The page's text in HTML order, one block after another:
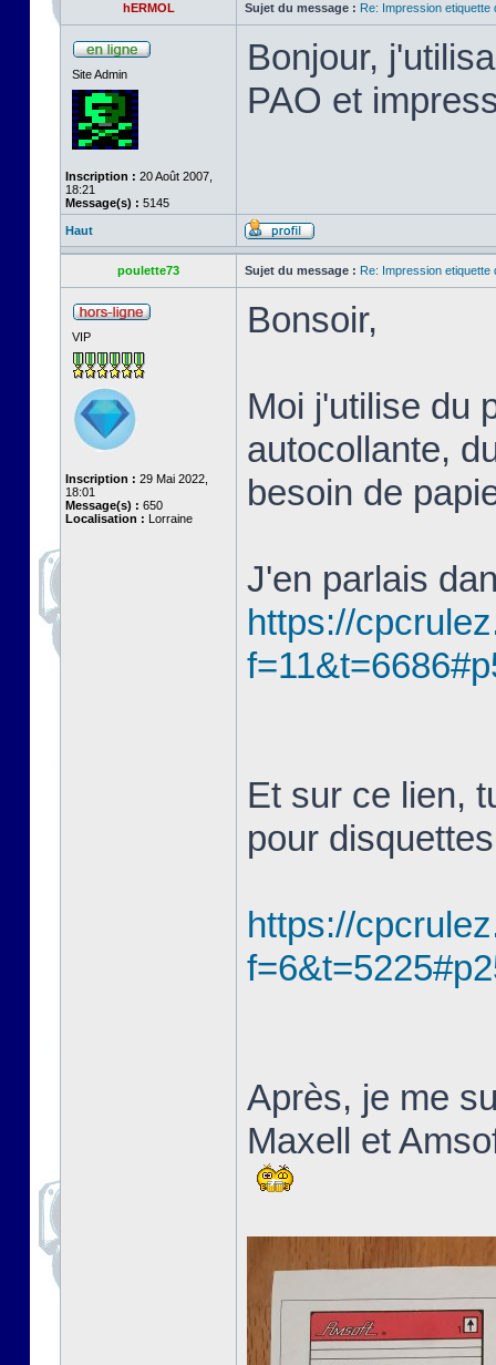
hERMOL Sujet du message : Re: Impression etiquette
Site Admin
Inscription : 20 Août 2007,
18:21
Message(s) : 5145
Bonjour,
PAO et
Haut
poulette73 Sujet du message : Re: Impression etiquette
VIP
Inscription : 29 Mai 2022,
18:01
Message(s) : 650
Localisation : Lorraine
Bonsoir,
Moi j'utilise du
autocollante,
besoin de
J'en parlais
https://
Et sur ce lien,
pour
https://
Après, je me
Maxell et